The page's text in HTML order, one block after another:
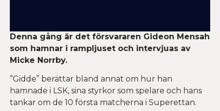
Denna gång är det försvararen Gideon Mensah
som hamnar i rampljuset och intervjuas av
Micke Norrby.
”Gidde” berättar bland annat om hur han
hamnade i LSK, sina styrkor som spelare och hans
tankar om de 10 första matcherna i Superettan.